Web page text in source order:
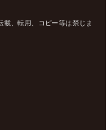
、転用、コピー等は禁じま